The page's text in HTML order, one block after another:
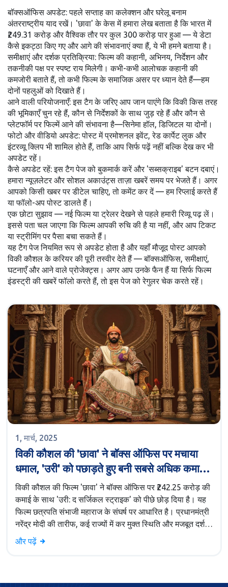
बॉक्सऑफिस अपडेट: पहले सप्ताह का कलेक्शन और घरेलू बनाम
अंतरराष्ट्रीय याद रखें। 'छावा' के केस में हमारा लेख बताता है कि भारत में
₹249.31 करोड़ और वैश्विक तौर पर कुल 300 करोड़ पार हुआ — ये डेटा
कैसे इकट्ठा किए गए और आगे की संभावनाएं क्या हैं, ये भी हमने बताया है।
समीक्षाएं और दर्शक प्रतिक्रिया: फिल्म की कहानी, अभिनय, निर्देशन और
तकनीकी पक्ष पर स्पष्ट राय मिलेगी। कभी-कभी आलोचक कहानी की
कमजोरी बताते हैं, तो कभी फिल्म के समाजिक असर पर ध्यान देते हैं—हम
दोनों पहलुओं को दिखाते हैं।
आने वाली परियोजनाएँ: इस टैग के जरिए आप जान पाएंगे कि विकी किस तरह
की भूमिकाएँ चुन रहे हैं, कौन से निर्देशकों के साथ जुड़ रहे हैं और कौन से
प्लेटफॉर्म पर फिल्में आने की संभावना है—सिनेमा हॉल, डिजिटल या दोनों।
फोटो और वीडियो अपडेट: पोस्ट में प्रमोशनल इवेंट, रेड कार्पेट लुक और
इंटरव्यू क्लिप भी शामिल होते हैं, ताकि आप सिर्फ पढ़ें नहीं बल्कि देख कर भी
अपडेट रहें।
कैसे अपडेट रहें: इस टैग पेज को बुकमार्क करें और 'सब्सक्राइब' बटन दबाएं।
हमारा न्यूज़लेटर और सोशल अकाउंट्स ताज़ा खबरें समय पर भेजते हैं। अगर
आपको किसी खबर पर डीटेल चाहिए, तो कमेंट कर दें — हम रिप्लाई करते हैं
या फॉलो-अप पोस्ट डालते हैं।
एक छोटा सुझाव — नई फिल्म या ट्रेलर देखने से पहले हमारी रिव्यू पढ़ लें।
इससे पता चल जाएगा कि फिल्म आपकी रुचि की है या नहीं, और आप टिकट
या स्ट्रीमिंग पर पैसा बचा सकते हैं।
यह टैग पेज नियमित रूप से अपडेट होता है और यहाँ मौजूद पोस्ट आपको
विकी कौशल के करियर की पूरी तस्वीर देते हैं — बॉक्सऑफिस, समीक्षाएं,
घटनाएँ और आने वाले प्रोजेक्ट्स। अगर आप उनके फैन हैं या सिर्फ फिल्म
इंडस्ट्री की खबरें फॉलो करते हैं, तो इस पेज को रेगुलर चेक करते रहें।
1, मार्च, 2025
विकी कौशल की 'छावा' ने बॉक्स ऑफिस पर मचाया
धमाल, 'उरी' को पछाड़ते हुए बनी सबसे अधिक कमाई
करने वाली फिल्म
विकी कौशल की फिल्म 'छावा' ने बॉक्स ऑफिस पर ₹242.25 करोड़ की
कमाई के साथ 'उरी: द सर्जिकल स्ट्राइक' को पीछे छोड़ दिया है। यह
फिल्म छत्रपति संभाजी महाराज के संघर्ष पर आधारित है। प्रधानमंत्री
नरेंद्र मोदी की तारीफ, कई राज्यों में कर मुक्त स्थिति और मजबूत दर्शक
प्रतिक्रिया के कारण यह फिल्म अपार सफलता प्राप्त कर रही है।
और पढ़ें